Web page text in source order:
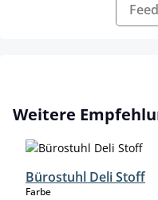
Produktgalerie
Weitere
Bürostuhl Deli Stoff
Farbeauswählen